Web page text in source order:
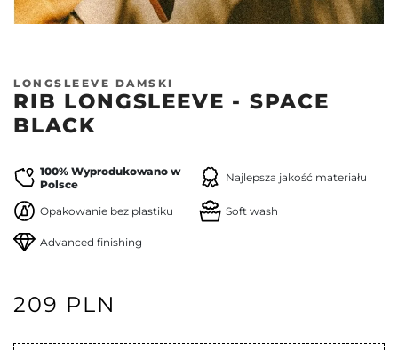
LONGSLEEVE DAMSKI
RIB LONGSLEEVE - SPACE
BLACK
100% Wyprodukowano w
Polsce
Najlepsza jakość materiału
Opakowanie bez plastiku Soft wash
Advanced finishing
209 PLN